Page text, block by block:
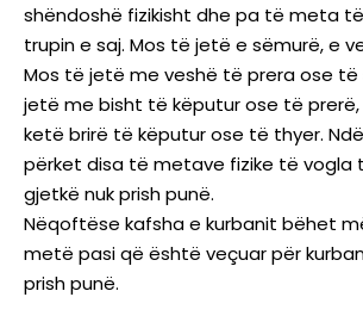
shëndoshë fizikisht dhe pa të meta
trupin e saj. Mos të jetë e sëmurë, e
Mos të jetë me veshë të prera ose të
jetë me bisht të këputur ose të
ketë brirë të këputur ose të thyer.
përket disa të metave fizike të vogla
gjetkë nuk prish punë.
Nëqoftëse kafsha e kurbanit bëhet
metë pasi që është veçuar për
prish punë.